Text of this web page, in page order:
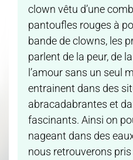
clown vêtu d’une
pantoufles rouges à
bande de clowns, les
parlent de la peur, de
l’amour sans un seul
entrainent dans des
abracadabrantes et
fascinants. Ainsi on
nageant dans des
nous retrouverons